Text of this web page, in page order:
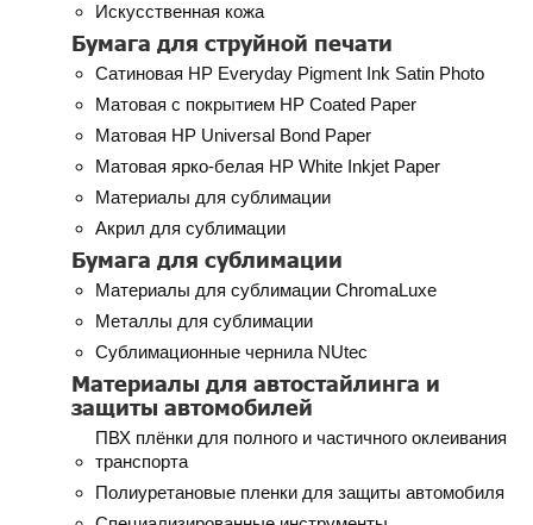
Искусственная кожа
Бумага для струйной печати
Сатиновая HP Everyday Pigment Ink Satin Photo
Матовая с покрытием HP Coated Paper
Матовая HP Universal Bond Paper
Матовая ярко-белая HP White Inkjet Paper
Материалы для сублимации
Акрил для сублимации
Бумага для сублимации
Материалы для сублимации ChromaLuxe
Металлы для сублимации
Сублимационные чернила NUtec
Материалы для автостайлинга и
защиты автомобилей
ПВХ плёнки для полного и частичного оклеивания
транспорта
Полиуретановые пленки для защиты автомобиля